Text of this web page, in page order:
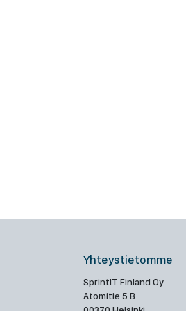
Yhteystietomme
SprintIT Finland Oy
Atomitie 5 B